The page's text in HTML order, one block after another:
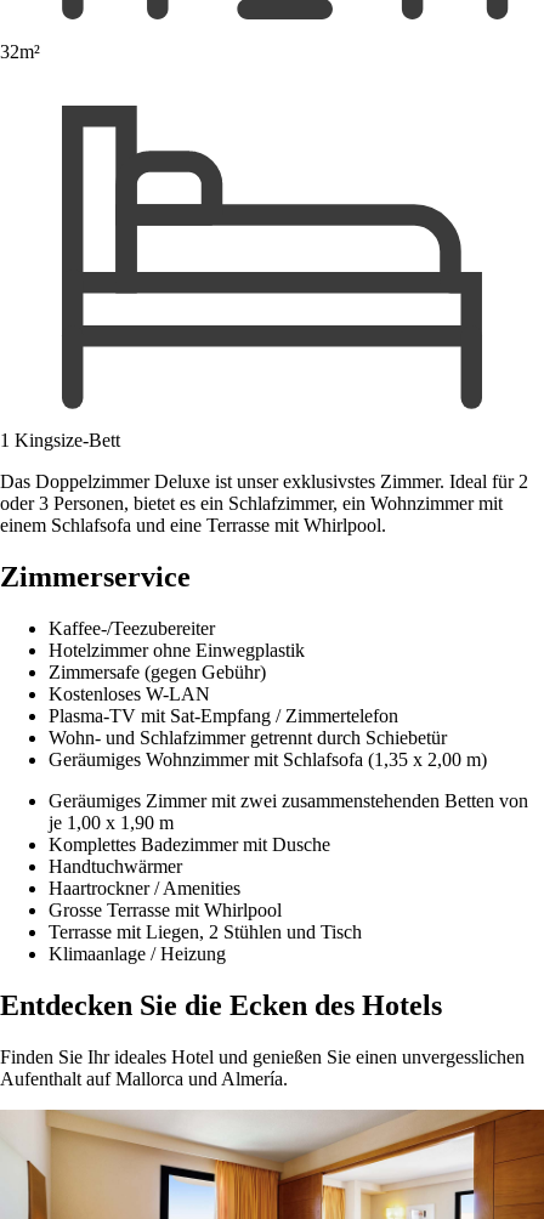
32m²
1 Kingsize-Bett
Das Doppelzimmer Deluxe ist unser exklusivstes Zimmer. Ideal für 2
oder 3 Personen, bietet es ein Schlafzimmer, ein Wohnzimmer mit
einem Schlafsofa und eine Terrasse mit Whirlpool.
Zimmerservice
Kaffee-/Teezubereiter
Hotelzimmer ohne Einwegplastik
Zimmersafe (gegen Gebühr)
Kostenloses W-LAN
Plasma-TV mit Sat-Empfang / Zimmertelefon
Wohn- und Schlafzimmer getrennt durch Schiebetür
Geräumiges Wohnzimmer mit Schlafsofa (1,35 x 2,00 m)
Geräumiges Zimmer mit zwei zusammenstehenden Betten von
je 1,00 x 1,90 m
Komplettes Badezimmer mit Dusche
Handtuchwärmer
Haartrockner / Amenities
Grosse Terrasse mit Whirlpool
Terrasse mit Liegen, 2 Stühlen und Tisch
Klimaanlage / Heizung
Entdecken Sie die Ecken des Hotels
Finden Sie Ihr ideales Hotel und genießen Sie einen unvergesslichen
Aufenthalt auf Mallorca und Almería.